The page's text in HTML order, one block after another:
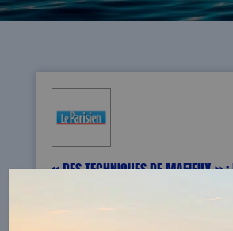
« DES TECHNIQUES DE MAFIEUX » :